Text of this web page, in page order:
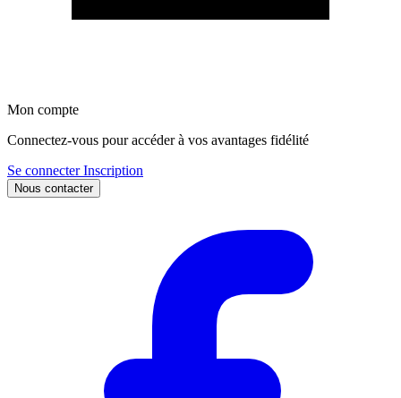
Mon compte
Connectez-vous pour accéder à vos avantages fidélité
Se connecterInscription
Nous contacter